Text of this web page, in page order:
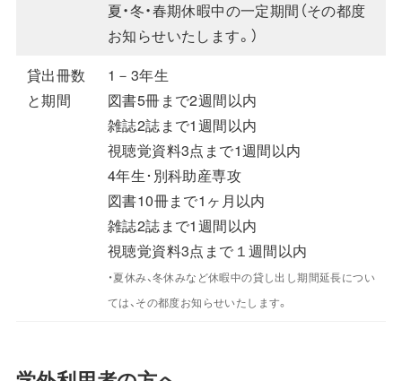
夏・冬・春期休暇中の一定期間（その都度
お知らせいたします。）
貸出冊数
と期間
1－3年生
図書5冊まで2週間以内
雑誌2誌まで1週間以内
視聴覚資料3点まで1週間以内
4年生･別科助産専攻
図書10冊まで1ヶ月以内
雑誌2誌まで1週間以内
視聴覚資料3点まで１週間以内
・夏休み、冬休みなど休暇中の貸し出し期間延長につい
ては、その都度お知らせいたします。